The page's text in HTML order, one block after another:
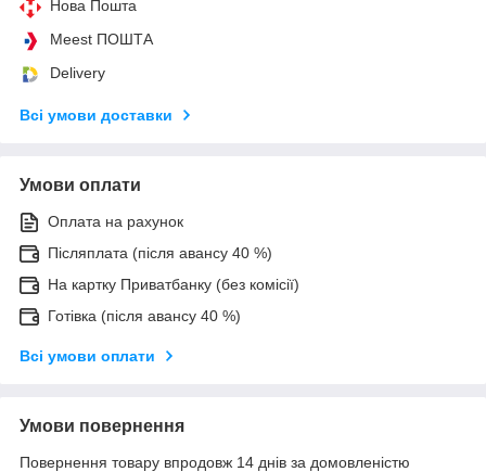
Нова Пошта
Meest ПОШТА
Delivery
Всі умови доставки
Умови оплати
Оплата на рахунок
Післяплата (після авансу 40 %)
На картку Приватбанку (без комісії)
Готівка (після авансу 40 %)
Всі умови оплати
Умови повернення
Повернення товару впродовж 14 днів за домовленістю